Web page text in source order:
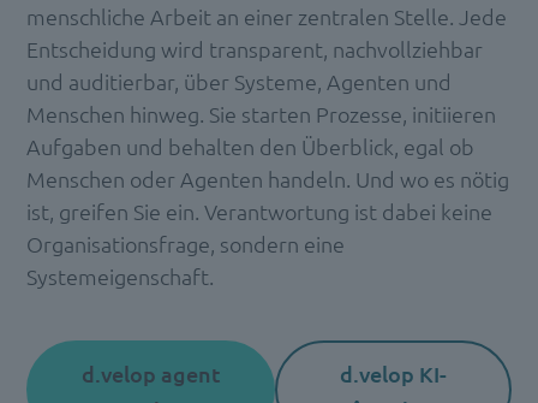
menschliche Arbeit an einer zentralen Stelle. Jede
Entscheidung wird transparent, nachvollziehbar
und auditierbar, über Systeme, Agenten und
Menschen hinweg. Sie starten Prozesse, initiieren
Aufgaben und behalten den Überblick, egal ob
Menschen oder Agenten handeln. Und wo es nötig
ist, greifen Sie ein. Verantwortung ist dabei keine
Organisationsfrage, sondern eine
Systemeigenschaft.
d.velop agent
d.velop KI-